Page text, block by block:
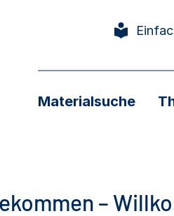
Materialsuche
–